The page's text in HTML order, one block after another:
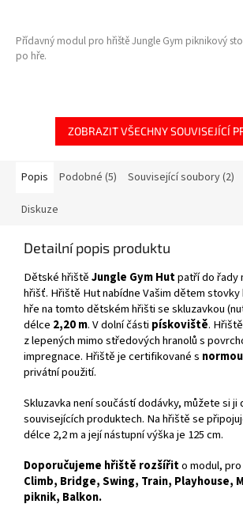
Přídavný modul pro hřiště Jungle Gym piknikový
po hře.
ZOBRAZIT VŠECHNY SOUVISEJÍCÍ
Popis Podobné (5) Související soubory (2)
Diskuze
Detailní popis produktu
Dětské hřištěJungle Gym Hutpatří do řady
hřišť. Hřiště Hut nabídne Vašim dětem stovky
hře na tomto dětském hřišti se skluzavkou
délce 2,20 m. V dolní části pískoviště.
z lepených mimo středových hranolů s
impregnace. Hřiště je certifikované s
privátní použití.
Skluzavka není součástí dodávky, můžete si
souvisejících produktech. Na hřiště se
délce 2,2 m a její nástupní výška je 125 cm.
Doporučujeme hřiště rozšířito modul,
Climb, Bridge, Swing, Train, Playhouse,
piknik, Balkon.